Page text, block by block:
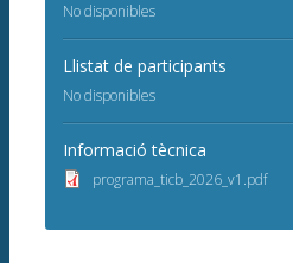
No disponibles
Llistat de participants
No disponibles
Informació tècnica
programa_ticb_2026_v1.pdf